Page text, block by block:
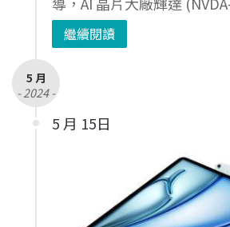
繼續閱讀
5 月
- 2024 -
5 月 15日